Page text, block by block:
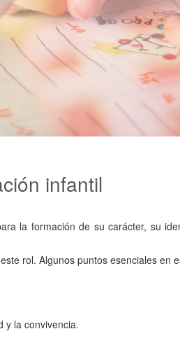
infantil
la formación de su carácter, su
rol. Algunos puntos esenciales en
y la convivencia.